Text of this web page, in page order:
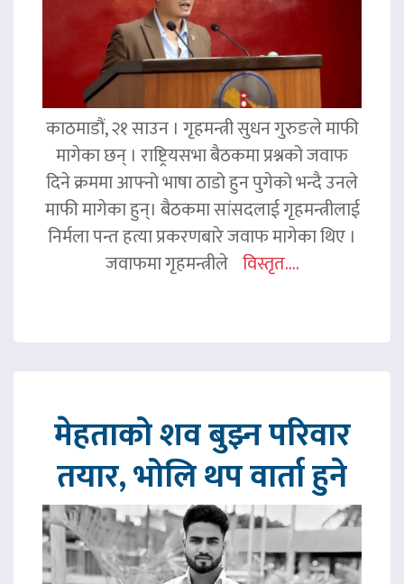
काठमाडौं, २१ साउन । गृहमन्त्री सुधन गुरुङले माफी
मागेका छन् । राष्ट्रियसभा बैठकमा प्रश्नको जवाफ
दिने क्रममा आफ्नो भाषा ठाडो हुन पुगेको भन्दै उनले
माफी मागेका हुन्। बैठकमा सांसदलाई गृहमन्त्रीलाई
निर्मला पन्त हत्या प्रकरणबारे जवाफ मागेका थिए ।
जवाफमा गृहमन्त्रीले विस्तृत....
मेहताको शव बुझ्न परिवार
तयार, भोलि थप वार्ता हुने